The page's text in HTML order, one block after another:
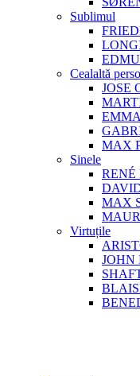
Sublimul
Cealaltă
JOSE
MAX
Sinele
RENÉ
MAX
Virtuțile
JOHN